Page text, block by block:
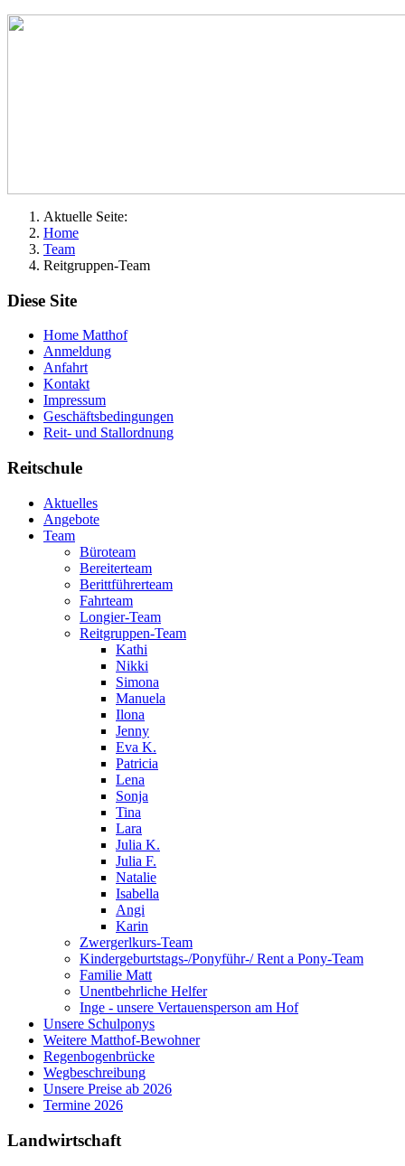
Aktuelle Seite:
Home
Team
Reitgruppen-Team
Diese Site
Home Matthof
Anmeldung
Anfahrt
Kontakt
Impressum
Geschäftsbedingungen
Reit- und Stallordnung
Reitschule
Aktuelles
Angebote
Team
Büroteam
Bereiterteam
Berittführerteam
Fahrteam
Longier-Team
Reitgruppen-Team
Kathi
Nikki
Simona
Manuela
Ilona
Jenny
Eva K.
Patricia
Lena
Sonja
Tina
Lara
Julia K.
Julia F.
Natalie
Isabella
Angi
Karin
Zwergerlkurs-Team
Kindergeburtstags-/Ponyführ-/ Rent a Pony-Team
Familie Matt
Unentbehrliche Helfer
Inge - unsere Vertauensperson am Hof
Unsere Schulponys
Weitere Matthof-Bewohner
Regenbogenbrücke
Wegbeschreibung
Unsere Preise ab 2026
Termine 2026
Landwirtschaft